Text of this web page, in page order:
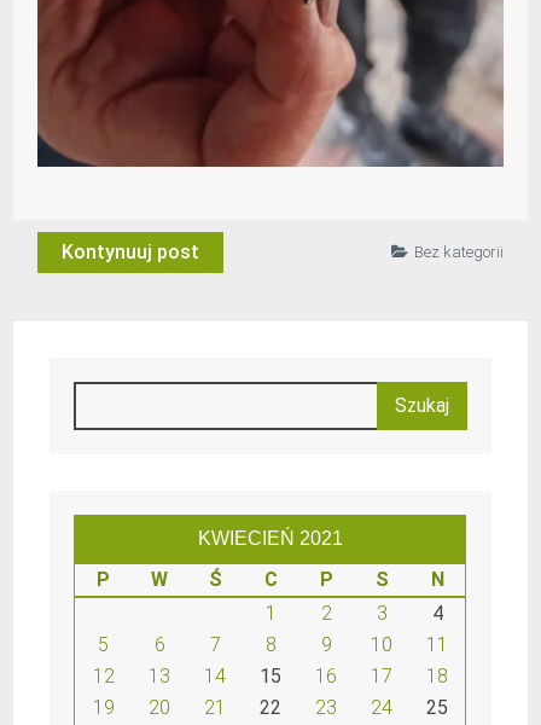
Kontynuuj post Bez kategorii
KWIECIEŃ 2021
P W Ś C P S
N
1
2 3
4
5
6 7 8 9 10
11
12
13 14 15 16 17
18
19
20 21 22 23 24
25